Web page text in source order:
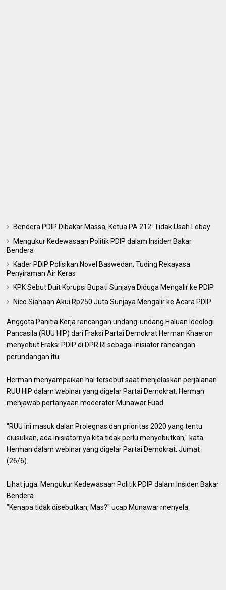
Bendera PDIP Dibakar Massa, Ketua PA 212: Tidak Usah Lebay
Mengukur Kedewasaan Politik PDIP dalam Insiden Bakar
Bendera
Kader PDIP Polisikan Novel Baswedan, Tuding Rekayasa
Penyiraman Air Keras
KPK Sebut Duit Korupsi Bupati Sunjaya Diduga Mengalir ke PDIP
Nico Siahaan Akui Rp250 Juta Sunjaya Mengalir ke Acara PDIP
Anggota Panitia Kerja rancangan undang-undang Haluan Ideologi
Pancasila (RUU HIP) dari Fraksi Partai Demokrat Herman Khaeron
menyebut Fraksi PDIP di DPR RI sebagai inisiator rancangan
perundangan itu.
Herman menyampaikan hal tersebut saat menjelaskan perjalanan
RUU HIP dalam webinar yang digelar Partai Demokrat. Herman
menjawab pertanyaan moderator Munawar Fuad.
"RUU ini masuk dalan Prolegnas dan prioritas 2020 yang tentu
diusulkan, ada inisiatornya kita tidak perlu menyebutkan," kata
Herman dalam webinar yang digelar Partai Demokrat, Jumat
(26/6).
Lihat juga: Mengukur Kedewasaan Politik PDIP dalam Insiden Bakar
Bendera
"Kenapa tidak disebutkan, Mas?" ucap Munawar menyela.